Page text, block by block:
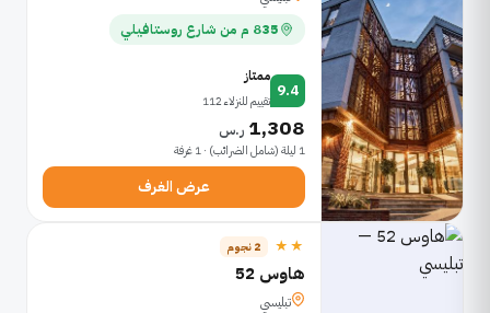
835 م من شارع روستافيلي
9.4
ممتاز
تقييم للنزلاء 112
1,308 ر.س
1 ليلة (شامل الضرائب) · 1 غرفة
عرض الغرف
★★ 2 نجوم
هاوس 52
تبليسي